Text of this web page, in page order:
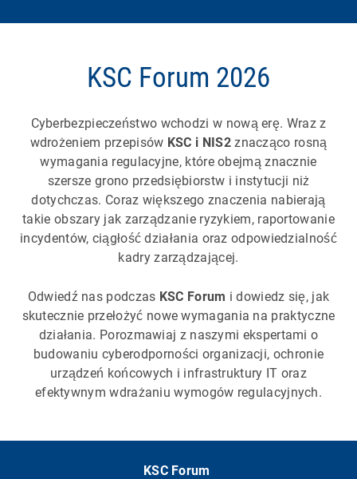
KSC Forum 2026
Cyberbezpieczeństwo wchodzi w nową erę. Wraz z
wdrożeniem przepisów KSC i NIS2znacząco rosną
wymagania regulacyjne, które obejmą znacznie
szersze grono przedsiębiorstw i instytucji niż
dotychczas. Coraz większego znaczenia nabierają
takie obszary jak zarządzanie ryzykiem, raportowanie
incydentów, ciągłość działania oraz odpowiedzialność
kadry zarządzającej.
Odwiedź nas podczas KSC Forum i dowiedz się, jak
skutecznie przełożyć nowe wymagania na praktyczne
działania. Porozmawiaj z naszymi ekspertami o
budowaniu cyberodporności organizacji, ochronie
urządzeń końcowych i infrastruktury IT oraz
efektywnym wdrażaniu wymogów regulacyjnych.
KSC Forum